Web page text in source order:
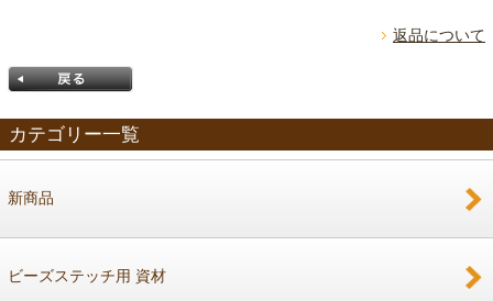
返品について
カテゴリー一覧
新商品
ビーズステッチ用 資材